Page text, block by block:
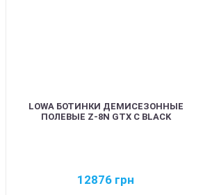
LOWA БОТИНКИ ДЕМИСЕЗОННЫЕ
ПОЛЕВЫЕ Z-8N GTX C BLACK
12876 грн